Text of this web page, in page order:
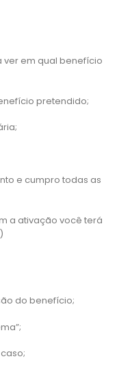
ver em qual benefício
pretendido;
e cumpro todas as
a ativação você terá
do benefício;